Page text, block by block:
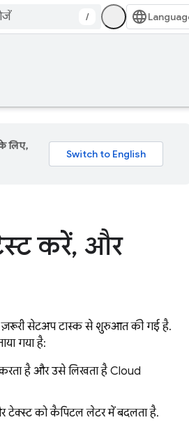
/
लिए,
करें, और
ज़रूरी सेटअप टास्क से शुरुआत की गई है.
गया है:
है और उसे लिखता है Cloud
टेक्स्ट को कैपिटल लेटर में बदलता है.